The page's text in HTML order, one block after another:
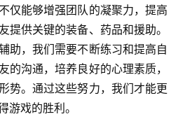
仅能够增强团队的凝聚力，提高
提供关键的装备、药品和援助。
助，我们需要不断练习和提高自
的沟通，培养良好的心理素质，
势。通过这些努力，我们才能更
游戏的胜利。